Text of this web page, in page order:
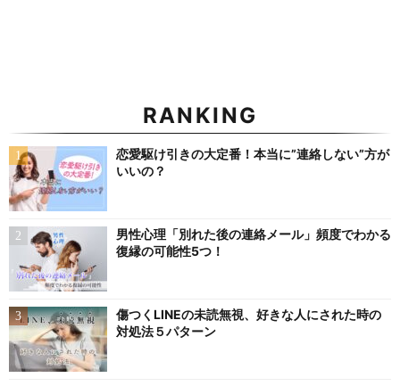
RANKING
恋愛駆け引きの大定番！本当に”連絡しない”方が
いいの？
男性心理「別れた後の連絡メール」頻度でわかる
復縁の可能性5つ！
傷つくLINEの未読無視、好きな人にされた時の
対処法５パターン